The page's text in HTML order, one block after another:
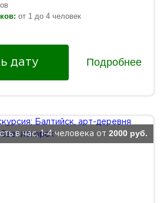
от 1 до 4 человек
дату Подробнее
в час, 1-4 человека от 2000 руб.